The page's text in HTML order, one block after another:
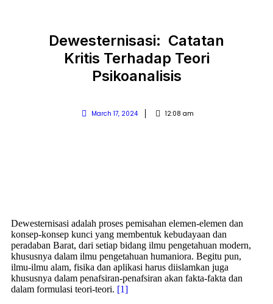
Dewesternisasi: Catatan
Kritis Terhadap Teori
Psikoanalisis
March 17, 2024 12:08 am
Dewesternisasi adalah proses pemisahan elemen-elemen dan
konsep-konsep kunci yang membentuk kebudayaan dan
peradaban Barat, dari setiap bidang ilmu pengetahuan modern,
khususnya dalam ilmu pengetahuan humaniora. Begitu pun,
ilmu-ilmu alam, fisika dan aplikasi harus diislamkan juga
khususnya dalam penafsiran-penafsiran akan fakta-fakta dan
dalam formulasi teori-teori. [1]